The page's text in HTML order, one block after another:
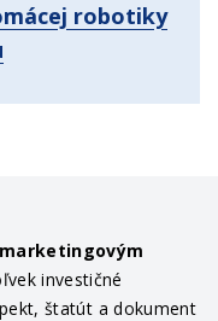
robotiky
marketingovým
investičné
štatút a dokument